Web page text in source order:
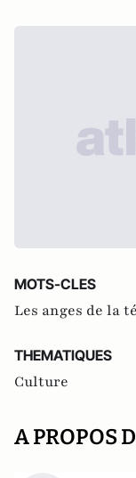
MOTS-CLES
Les anges de la
THEMATIQUES
Culture
A PROPOS